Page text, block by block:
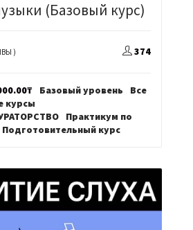
(Базовый курс)
) 374
₸Диапазон
цен:
7,000.00₸
–
Базовый уровень
Все
курсы
Практикум по
Подготовительный курс